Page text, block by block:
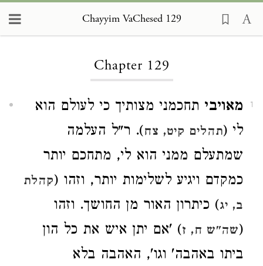
Chayyim VaChesed 129
Chapter 129
1 מאויבי תחכמני מצותיך כי לעולם הוא
לי (תהלים קיט, צח). ר"ל העלמה
שמתעלם ממני הוא לי, מתחכם יותר
כמקדם ויגיע לשלימות יותר, וזהו (קהלת
ב, יג) כיתרון האור מן החושך. וזהו
(שה"ש ח, ז) 'אם יתן איש את כל הון
ביתו באהבה' וגו', האהבה בלא